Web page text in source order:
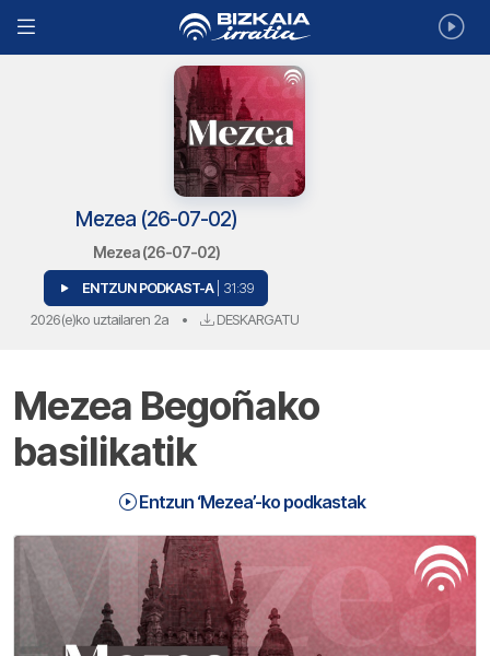
Mezea (26-07-02)
Mezea (26-07-02)
ENTZUN PODKAST-A | 31:39
2026(e)ko uztailaren 2a • DESKARGATU
Mezea Begoñako
basilikatik
Entzun ‘Mezea’-ko podkastak